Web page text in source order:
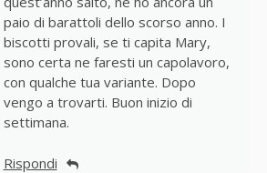
paio di barattoli dello scorso anno. I
biscotti provali, se ti capita Mary,
sono certa ne faresti un capolavoro,
con qualche tua variante. Dopo
vengo a trovarti. Buon inizio di
settimana.
Rispondi